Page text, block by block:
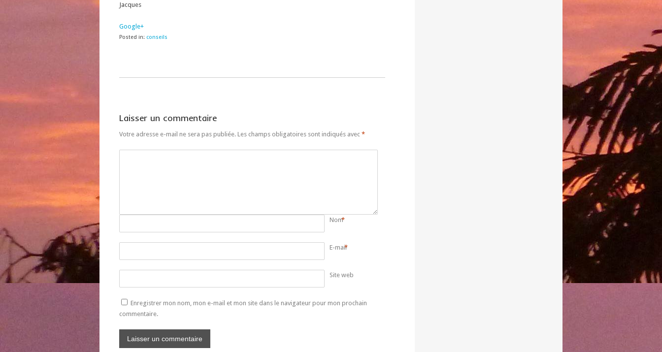
Jacques
Google+
Posted in: conseils
Laisser un commentaire
Votre adresse e-mail ne sera pas publiée. Les champs obligatoires sont indiqués avec *
Nom*
E-mail*
Site web
Enregistrer mon nom, mon e-mail et mon site dans le navigateur pour mon prochain
commentaire.